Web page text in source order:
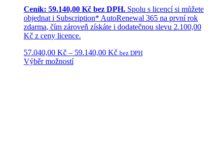
Ceník: 59.140,00 Kč bez DPH. Spolu s licencí si můžete
objednat i Subscription* AutoRenewal 365 na první rok
zdarma, čím zároveň získáte i dodatečnou slevu 2.100,00
Kč z ceny licence.
57.040,00 Kč – 59.140,00 Kč bez DPH
Výběr možností